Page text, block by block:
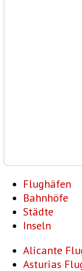
Flughäfen
Bahnhöfe
Städte
Inseln
Alicante
Asturias